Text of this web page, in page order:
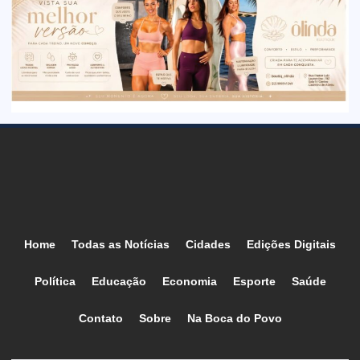
Home Todas as Notícias Cidades Edições Digitais
Política Educação Economia Esporte Saúde
Contato Sobre Na Boca do Povo